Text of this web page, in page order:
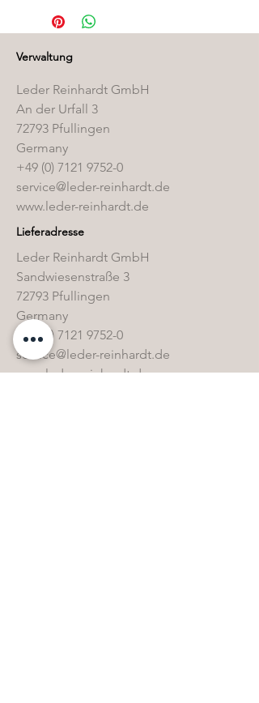
Pflegemittelshop
Verwaltung
Leder Reinhardt GmbH
An der Urfall 3
72793 Pfullingen
Germany
+49 (0) 7121 9752-0
service@leder-reinhardt.de
www.leder-reinhardt.de
Lieferadresse
Leder Reinhardt GmbH
Sandwiesenstraße 3
72793 Pfullingen
Germany
+49 (0) 7121 9752-0
service@leder-reinhardt.de
www.leder-reinhardt.de